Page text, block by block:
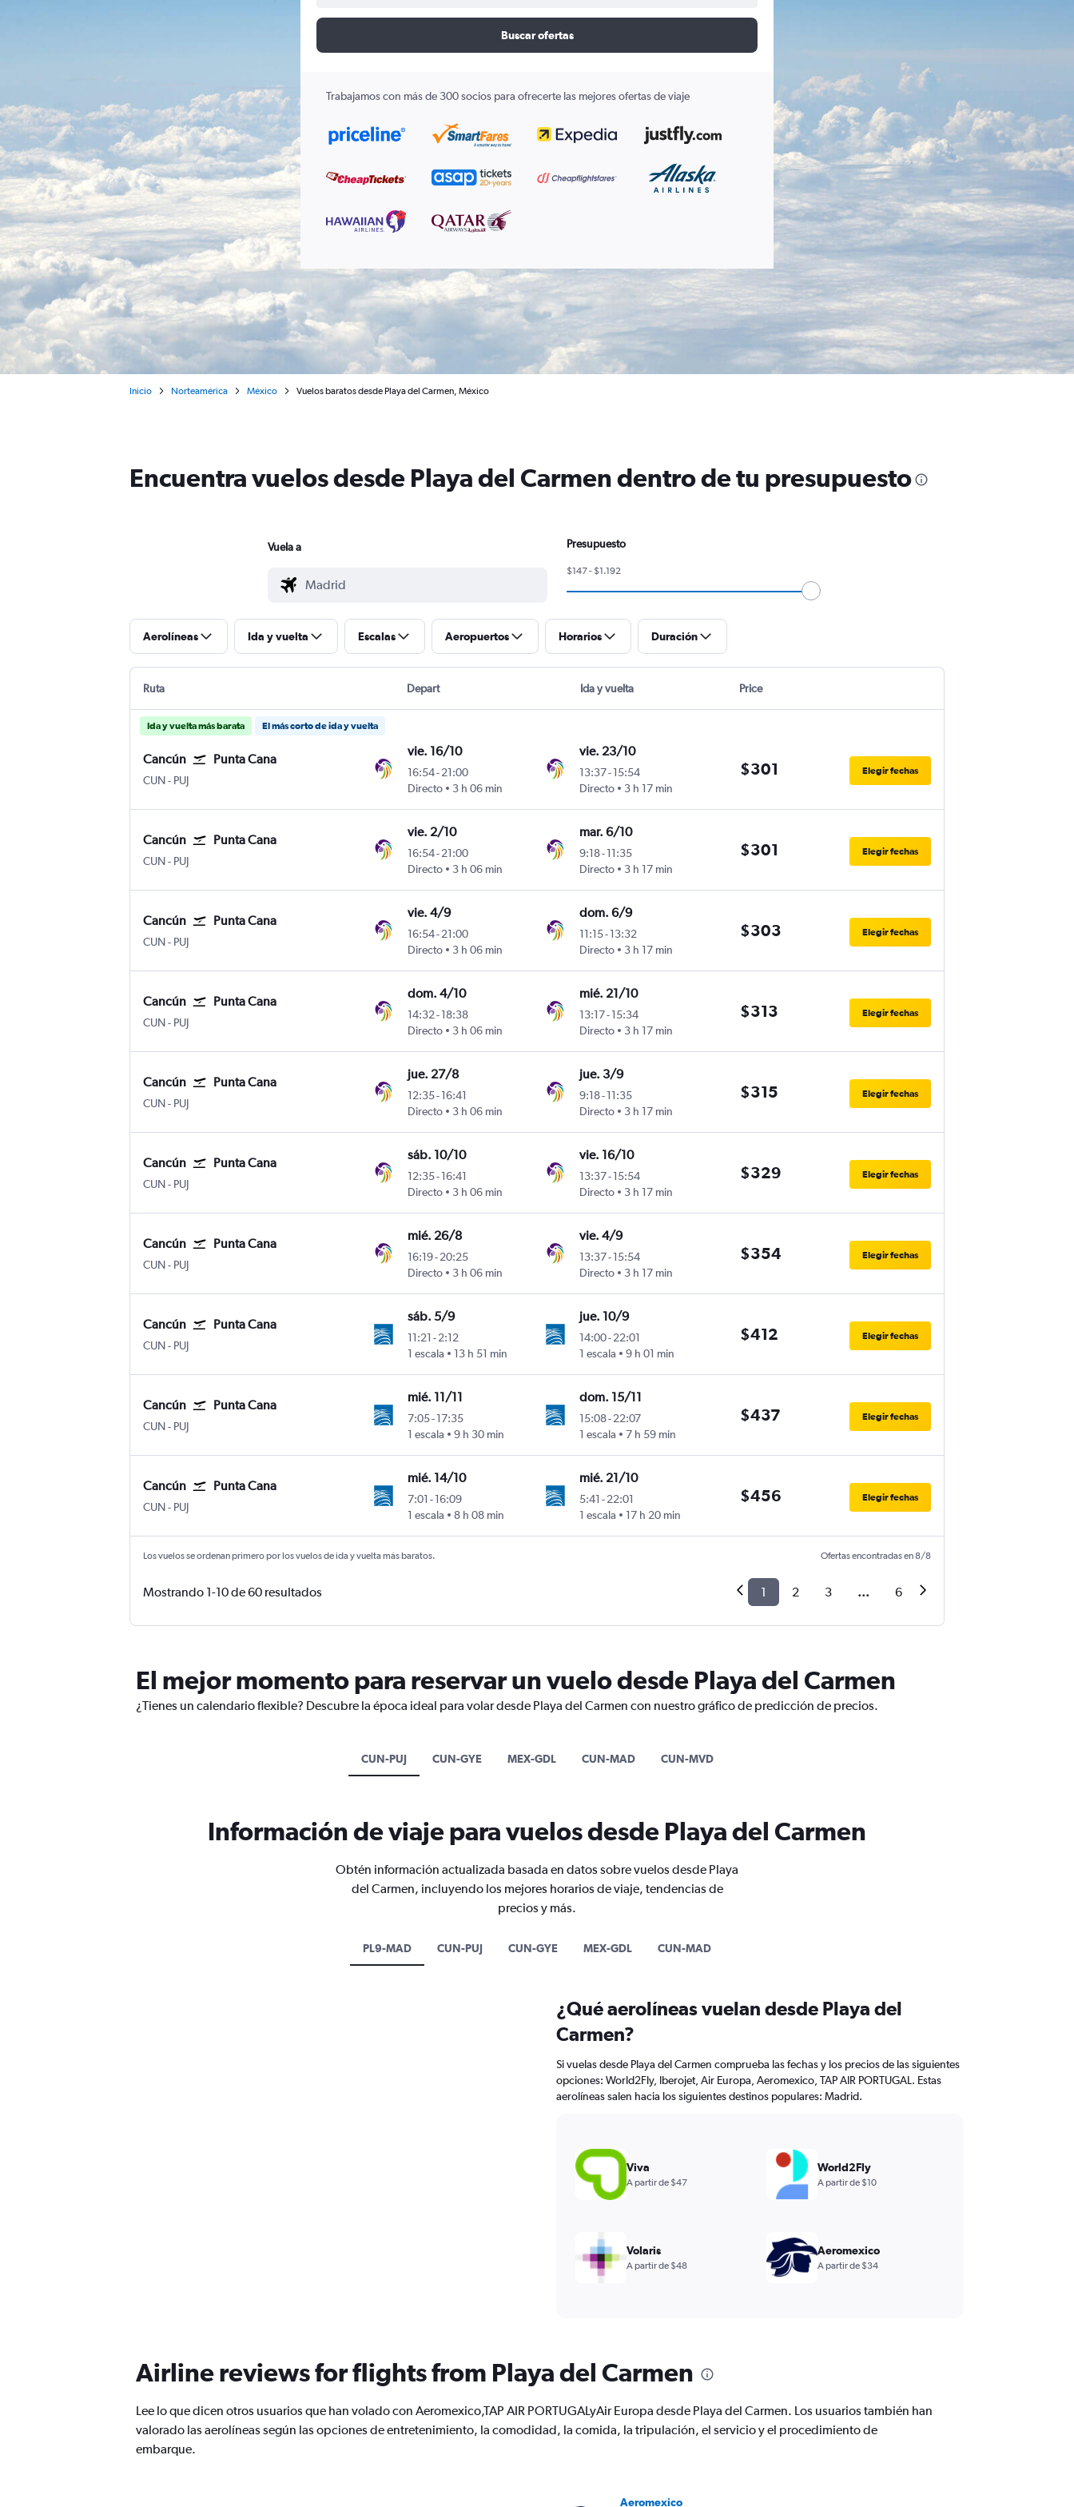
Buscar ofertas
Trabajamos con más de 300 socios para ofrecerte las mejores ofertas de viaje
Inicio Norteamérica México Vuelos baratos desde Playa del Carmen, México
Encuentra vuelos desde Playa del Carmen dentro de tu presupuesto
Vuela a Presupuesto
$147 - $1.192
Aerolíneas Ida y vuelta Escalas Aeropuertos Horarios Duración
Ruta Depart Ida y vuelta Price
Ida y vuelta más barata El más corto de ida y vuelta
Cancún Punta Cana
CUNInternacional de Cancún
- PUJ
vie. 16/10
16:54-21:00
Directo
3 h 06 min
vie. 23/10
13:37-15:54
Directo
3 h 17 min
$301 Elegir fechas
Cancún Punta Cana
CUNInternacional de Cancún
- PUJ
vie. 2/10
16:54-21:00
Directo
3 h 06 min
mar. 6/10
9:18-11:35
Directo
3 h 17 min
$301 Elegir fechas
Cancún Punta Cana
CUNInternacional de Cancún
- PUJ
vie. 4/9
16:54-21:00
Directo
3 h 06 min
dom. 6/9
11:15-13:32
Directo
3 h 17 min
$303 Elegir fechas
Cancún Punta Cana
CUNInternacional de Cancún
- PUJ
dom. 4/10
14:32-18:38
Directo
3 h 06 min
mié. 21/10
13:17-15:34
Directo
3 h 17 min
$313 Elegir fechas
Cancún Punta Cana
CUNInternacional de Cancún
- PUJ
jue. 27/8
12:35-16:41
Directo
3 h 06 min
jue. 3/9
9:18-11:35
Directo
3 h 17 min
$315 Elegir fechas
Cancún Punta Cana
CUNInternacional de Cancún
- PUJ
sáb. 10/10
12:35-16:41
Directo
3 h 06 min
vie. 16/10
13:37-15:54
Directo
3 h 17 min
$329 Elegir fechas
Cancún Punta Cana
CUNInternacional de Cancún
- PUJ
mié. 26/8
16:19-20:25
Directo
3 h 06 min
vie. 4/9
13:37-15:54
Directo
3 h 17 min
$354 Elegir fechas
Cancún Punta Cana
CUNInternacional de Cancún
- PUJ
sáb. 5/9
11:21 -2:12
1 escala
13 h 51 min
jue. 10/9
14:00-22:01
1 escala
9 h 01 min
$412 Elegir fechas
Cancún Punta Cana
CUNInternacional de Cancún
- PUJ
mié. 11/11
7:05-17:35
1 escala
9 h 30 min
dom. 15/11
15:08-22:07
1 escala
7 h 59 min
$437 Elegir fechas
Cancún Punta Cana
CUNInternacional de Cancún
- PUJ
mié. 14/10
7:01 -16:09
1 escala
8 h 08 min
mié. 21/10
5:41 -22:01
1 escala
17 h 20 min
$456 Elegir fechas
Los vuelos se ordenan primero por los vuelos de ida y vuelta más baratos. Ofertas encontradas en 8/8
Mostrando 1-10 de 60 resultados 1 2 3 ... 6
El mejor momento para reservar un vuelo desde Playa del Carmen
¿Tienes un calendario flexible? Descubre la época ideal para volar desde Playa del Carmen con nuestro gráfico de predicción de precios.
CUN-PUJ CUN-GYE MEX-GDL CUN-MAD CUN-MVD
Información de viaje para vuelos desde Playa del Carmen
Obtén información actualizada basada en datos sobre vuelos desde Playa
del Carmen, incluyendo los mejores horarios de viaje, tendencias de
precios y más.
PL9-MAD CUN-PUJ CUN-GYE MEX-GDL CUN-MAD
¿Qué aerolíneas vuelan desde Playa del
Carmen?
Si vuelas desde Playa del Carmen comprueba las fechas y los precios de las siguientes
opciones: World2Fly, Iberojet, Air Europa, Aeromexico, TAP AIR PORTUGAL. Estas
aerolíneas salen hacia los siguientes destinos populares: Madrid.
Viva
A partir de $47
World2Fly
A partir de $10
Volaris
A partir de $48
Aeromexico
A partir de $34
Airline reviews for flights from Playa del Carmen
Lee lo que dicen otros usuarios que han volado con Aeromexico,TAP AIR PORTUGALyAir Europa desde Playa del Carmen. Los usuarios también han
valorado las aerolíneas según las opciones de entretenimiento, la comodidad, la comida, la tripulación, el servicio y el procedimiento de
embarque.
Aeromexico